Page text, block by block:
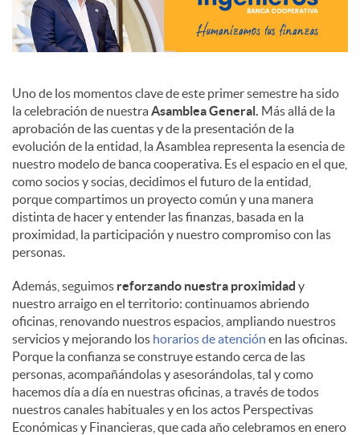
Uno de los momentos clave de este primer semestre ha sido
la celebración de nuestra Asamblea General. Más allá de la
aprobación de las cuentas y de la presentación de la
evolución de la entidad, la Asamblea representa la esencia de
nuestro modelo de banca cooperativa. Es el espacio en el que,
como socios y socias, decidimos el futuro de la entidad,
porque compartimos un proyecto común y una manera
distinta de hacer y entender las finanzas, basada en la
proximidad, la participación y nuestro compromiso con las
personas.
Además, seguimos reforzando nuestra proximidad y
nuestro arraigo en el territorio: continuamos abriendo
oficinas, renovando nuestros espacios, ampliando nuestros
servicios y mejorando los horarios de atención en las oficinas.
Porque la confianza se construye estando cerca de las
personas, acompañándolas y asesorándolas, tal y como
hacemos día a día en nuestras oficinas, a través de todos
nuestros canales habituales y en los actos Perspectivas
Económicas y Financieras, que cada año celebramos en enero